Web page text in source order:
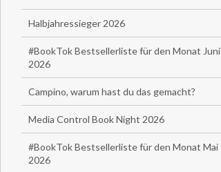
Halbjahressieger 2026
#BookTok Bestsellerliste für den Monat Juni
2026
Campino, warum hast du das gemacht?
Media Control Book Night 2026
#BookTok Bestsellerliste für den Monat Mai
2026